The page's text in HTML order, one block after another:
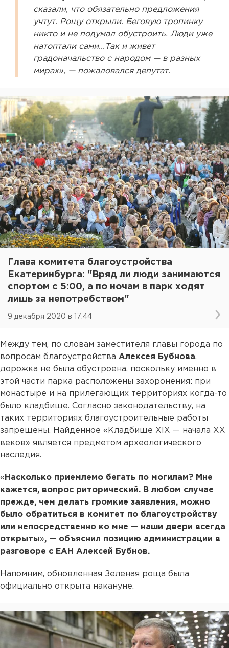
сказали, что обязательно предложения
учтут. Рощу открыли. Беговую тропинку
никто и не подумал обустроить. Люди уже
натоптали сами...Так и живет
градоначальство с народом — в разных
мирах», — пожаловался депутат.
Глава комитета благоустройства
Екатеринбурга: "Вряд ли люди занимаются
спортом с 5:00, а по ночам в парк ходят
лишь за непотребством"
9 декабря 2020 в 17:44
Между тем, по словам заместителя главы города по
вопросам благоустройства Алексея Бубнова,
дорожка не была обустроена, поскольку именно в
этой части парка расположены захоронения: при
монастыре и на прилегающих территориях когда-то
было кладбище. Согласно законодательству, на
таких территориях благоустроительные работы
запрещены. Найденное «Кладбище XIX — начала XX
веков» является предметом археологического
наследия.
« Насколько приемлемо бегать по могилам? Мне
кажется, вопрос риторический. В любом случае
прежде, чем делать громкие заявления, можно
было обратиться в комитет по благоустройству
или непосредственно ко мне — наши двери всегда
открыты», — объяснил позицию администрации в
разговоре с ЕАН Алексей Бубнов.
Напомним, обновленная Зеленая роща была
официально открыта накануне.